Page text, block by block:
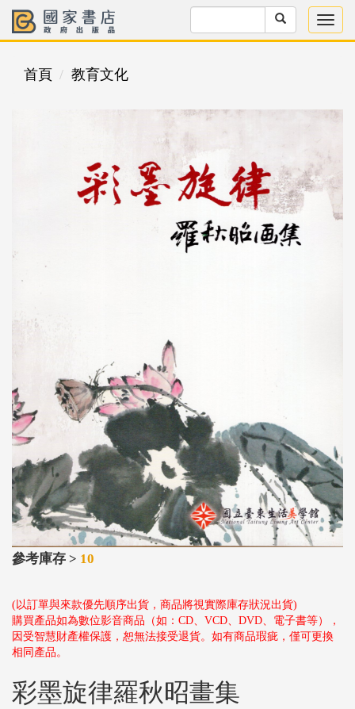
首頁 教育文化
參考庫存 > 10
(以訂單與來款優先順序出貨，商品將視實際庫存狀況出貨)
購買產品如為數位影音商品（如：CD、VCD、DVD、電子書等），
因受智慧財產權保護，恕無法接受退貨。如有商品瑕疵，僅可更換
相同產品。
彩墨旋律羅秋昭畫集